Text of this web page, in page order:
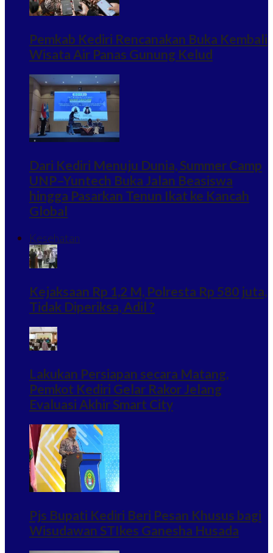
Pemkab Kediri Rencanakan Buka Kembali
Wisata Air Panas Gunung Kelud
Dari Kediri Menuju Dunia, Summer Camp
UNP–Yuntech Buka Jalan Beasiswa
hingga Pasarkan Tenun Ikat ke Kancah
Global
Kesehatan
Kejaksaan Rp 1,2 M, Polresta Rp 580 juta,
Tidak Diperiksa, Adil ?
Lakukan Persiapan secara Matang,
Pemkot Kediri Gelar Rakor Jelang
Evaluasi Akhir Smart City
Pjs Bupati Kediri Beri Pesan Khusus bagi
Wisudawan STIkes Ganesha Husada